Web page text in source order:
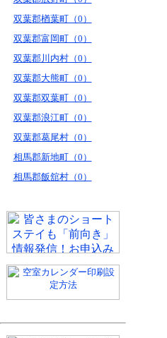
双葉郡楢葉町（0）
双葉郡富岡町（0）
双葉郡川内村（0）
双葉郡大熊町（0）
双葉郡双葉町（0）
双葉郡浪江町（0）
双葉郡葛尾村（0）
相馬郡新地町（0）
相馬郡飯舘村（0）